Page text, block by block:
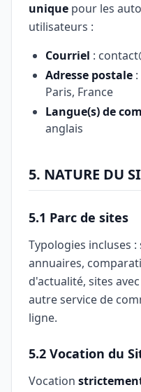
unique pour les
utilisateurs :
Courriel :
Adresse postale
Paris, France
Langue(s) de
anglais
5. NATURE DU
5.1 Parc de sites
Typologies incluses
annuaires,
d'actualité, sites
autre service de
ligne.
5.2 Vocation du
Vocation